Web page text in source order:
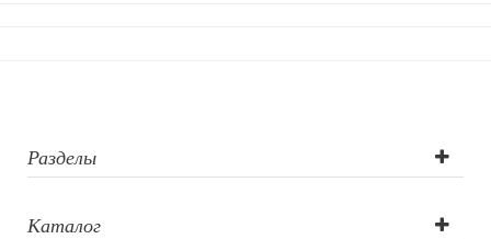
Домашний текстиль
Разделы
Каталог